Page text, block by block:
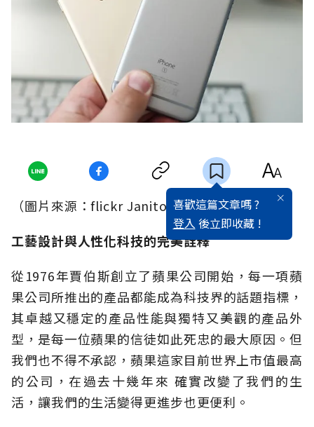
喜歡這篇文章嗎 ?
登入 後立即收藏 !
（圖片來源：flickr Janitors）
工藝設計與人性化科技的完美詮釋
從1976年賈伯斯創立了蘋果公司開始，每一項蘋
果公司所推出的產品都能成為科技界的話題指標，
其卓越又穩定的產品性能與獨特又美觀的產品外
型，是每一位蘋果的信徒如此死忠的最大原因。但
我們也不得不承認，蘋果這家目前世界上市值最高
的公司，在過去十幾年來 確實改變了我們的生
活，讓我們的生活變得更進步也更便利。